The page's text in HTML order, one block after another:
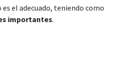
el adecuado, teniendo como
importantes.